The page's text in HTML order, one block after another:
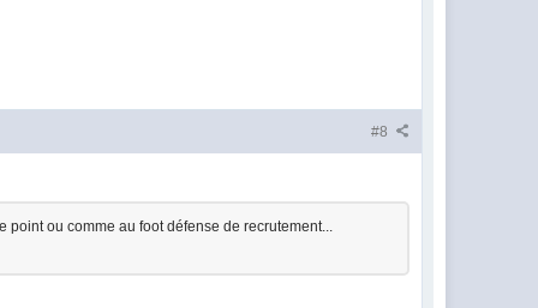
#8
ou comme au foot défense de recrutement...